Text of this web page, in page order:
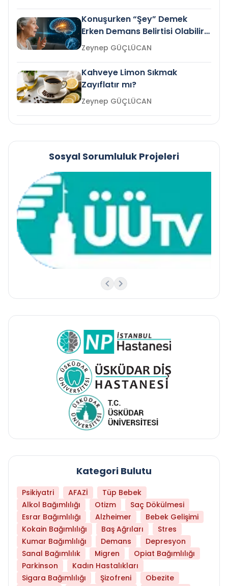
Konuşurken “Şey” Demek
Erken Demans Belirtisi Olabilir
mi?
Zeynep GÜÇLÜCAN
Kahveye Limon Sıkmak
Zayıflatır mı?
Zeynep GÜÇLÜCAN
Sosyal Sorumluluk Projeleri
Kategori Bulutu
Psikiyatri AFAZİ
Tüp Bebek
Alkol Bağımlılığı
Otizm
Saç Dökülmesi
Esrar Bağımlılığı
Alzheimer
Bebek Gelişimi
Kokain Bağımlılığı
Baş Ağrıları
Stres
Kumar Bağımlılığı
Demans
Depresyon
Sanal Bağımlılık
Migren
Opiat Bağımlılığı
Parkinson
Kadın Hastalıkları
Sigara Bağımlılığı
Şizofreni
Obezite